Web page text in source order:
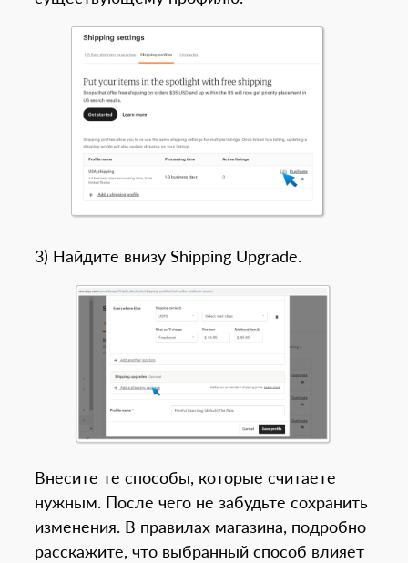
3) Найдите внизу Shipping Upgrade.
Внесите те способы, которые считаете
нужным. После чего не забудьте сохранить
изменения. В правилах магазина, подробно
расскажите, что выбранный способ влияет